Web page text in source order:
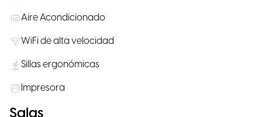
Aire Acondicionado
WiFi de alta velocidad
Sillas ergonómicas
Impresora
Salas